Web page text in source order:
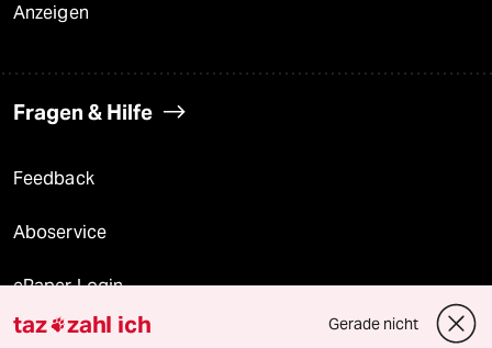
Anzeigen
Fragen & Hilfe
Feedback
Aboservice
ePaper Login
Downloads für Abonnierende
taz zahl ich Gerade nicht